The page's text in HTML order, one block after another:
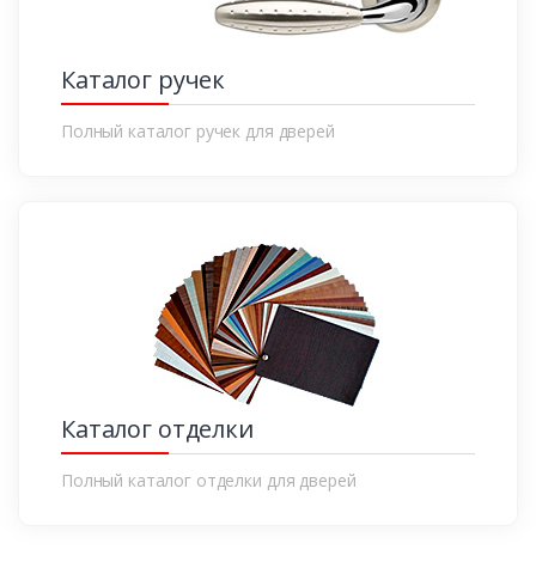
Каталог ручек
Полный каталог ручек для дверей
Каталог отделки
Полный каталог отделки для дверей